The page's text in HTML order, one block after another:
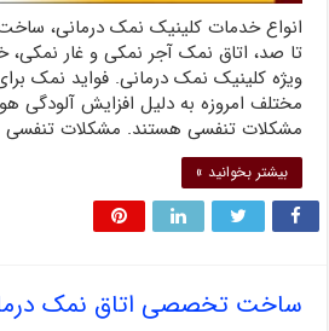
انواع خدمات کلینیک نمک درمانی،
تا صد، اتاق نمک آجر نمکی و غار نمکی،
ویژه کلینیک نمک درمانی. فواید نمک
مختلف امروزه به دلیل افزایش آلودگی
مشکلات تنفسی هستند. مشکلات تنفسی
بیشتر بخوانید »
ساخت تخصصی اتاق نمک